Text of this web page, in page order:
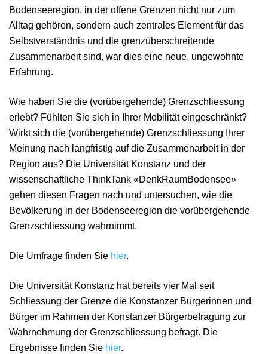
Bodenseeregion, in der offene Grenzen nicht nur zum
Alltag gehören, sondern auch zentrales Element für das
Selbstverständnis und die grenzüberschreitende
Zusammenarbeit sind, war dies eine neue, ungewohnte
Erfahrung.
Wie haben Sie die (vorübergehende) Grenzschliessung
erlebt? Fühlten Sie sich in Ihrer Mobilität eingeschränkt?
Wirkt sich die (vorübergehende) Grenzschliessung Ihrer
Meinung nach langfristig auf die Zusammenarbeit in der
Region aus? Die Universität Konstanz und der
wissenschaftliche ThinkTank «DenkRaumBodensee»
gehen diesen Fragen nach und untersuchen, wie die
Bevölkerung in der Bodenseeregion die vorübergehende
Grenzschliessung wahrnimmt.
Die Umfrage finden Sie hier.
Die Universität Konstanz hat bereits vier Mal seit
Schliessung der Grenze die Konstanzer Bürgerinnen und
Bürger im Rahmen der Konstanzer Bürgerbefragung zur
Wahrnehmung der Grenzschliessung befragt. Die
Ergebnisse finden Sie hier.